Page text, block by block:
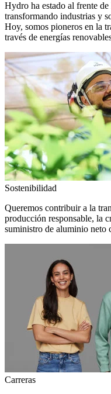
Hydro ha estado al frente
transformando industrias y
Hoy, somos pioneros en la
través de energías
Sostenibilidad
Queremos contribuir a la
producción responsable, la
suministro de aluminio neto
Carreras